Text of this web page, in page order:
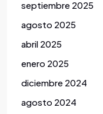
septiembre 2025
agosto 2025
abril 2025
enero 2025
diciembre 2024
agosto 2024